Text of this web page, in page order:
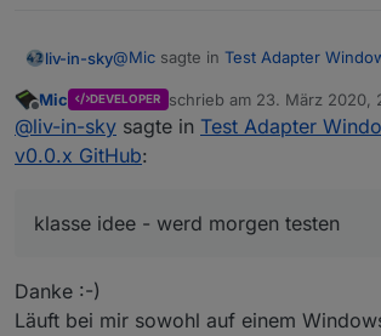
Windows-Rechner, den ihr mit ioBroker
GetAdmin ist eine einzelne 776 kB
exe-Datei, die Vladimir Vilisovauf
veröffentlicht hat.
entsprechend einstellen:
angelegt. Dank "user commands"
erweitert werden.
Im Beispiel von GetAdmin sind zwei
der "Commands List" gesetzt:
Ich freue mich auf eure Testergebnisse.
Forum, aber ich poste schon mal hier.
Hoffe, ich hab alles soweit richtig
Mod-Edit:
verschoben!
liv-in-sky@Mic sagte in Test Adapter
https://github.com/Mic-M/
control
klasse idee - werd morgen testen
Offline
Mic DEVELOPER schrieb am 23. März 2020,
zuletzt editiert von
@liv-in-sky sagte in Test Adapter
v0.0.x GitHub:
klasse idee - werd morgen testen
Danke :-)
Läuft bei mir sowohl auf einem